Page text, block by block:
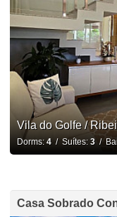
Vila do Golfe /
Dorms: 4/ Suítes: 3/
Casa Sobrado